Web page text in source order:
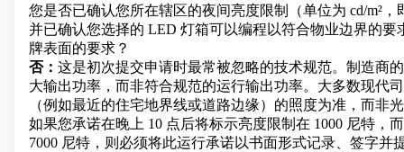
您是否已确认您所在辖区的夜间亮度限制（单位为 cd/m²，
并已确认您选择的 LED 灯箱可以编程以符合物业边界的要
牌表面的要求？
否： 这是初次提交申请时最常被忽略的技术规范。制造商
大输出功率，而非符合规范的运行输出功率。大多数现代
（例如最近的住宅地界线或道路边缘）的照度为准，而非
如果您承诺在晚上 10 点后将标示亮度限制在 1000 尼特，
7000 尼特，则必须将此运行承诺以书面形式记录、签字并